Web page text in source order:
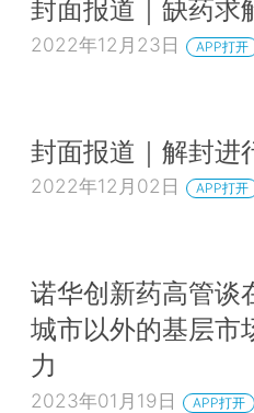
封面报道｜缺药求
2022年12月23日 APP打开
封面报道｜解封进
2022年12月02日 APP打开
诺华创新药高管谈
城市以外的基层市
力
2023年01月19日 APP打开